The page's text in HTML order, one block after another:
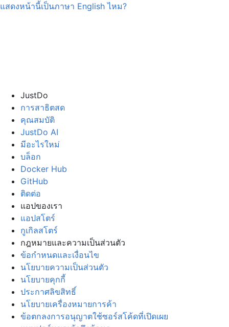
แสดงหน้านี้เป็นภาษา Englishไหม?
JustDo
การสาธิตสด
คุณสมบัติ
JustDo AI
มีอะไรใหม่
บล็อก
Docker Hub
GitHub
ติดต่อ
แอปของเรา
แอปสโตร์
กูเกิลสโตร์
กฎหมายและความเป็นส่วนตัว
ข้อกำหนดและเงื่อนไข
นโยบายความเป็นส่วนตัว
นโยบายคุกกี้
ประกาศลิขสิทธิ์
นโยบายเครื่องหมายการค้า
ข้อตกลงการอนุญาตใช้ซอร์สโค้ดที่เปิดเผย